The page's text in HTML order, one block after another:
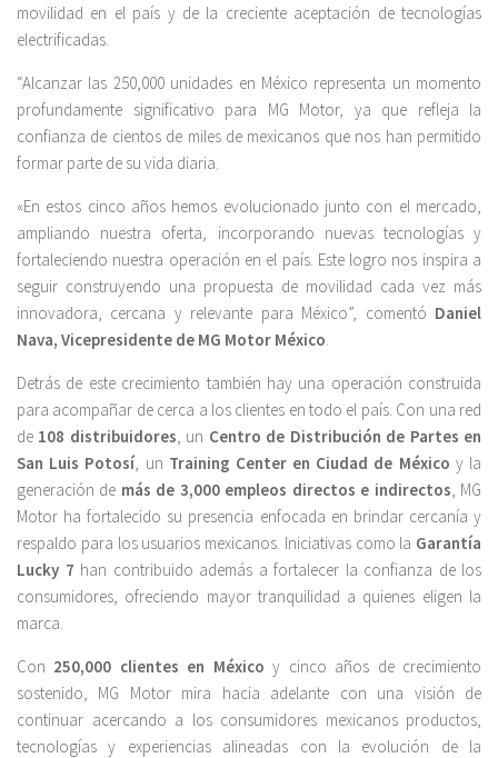
movilidad en el país y de la creciente aceptación de tecnologías
electrificadas.
“Alcanzar las 250,000 unidades en México representa un momento
profundamente significativo para MG Motor, ya que refleja la
confianza de cientos de miles de mexicanos que nos han permitido
formar parte de su vida diaria.
«En estos cinco años hemos evolucionado junto con el mercado,
ampliando nuestra oferta, incorporando nuevas tecnologías y
fortaleciendo nuestra operación en el país. Este logro nos inspira a
seguir construyendo una propuesta de movilidad cada vez más
innovadora, cercana y relevante para México”, comentó Daniel
Nava, Vicepresidente de MG Motor México
Detrás de este crecimiento también hay una operación construida
para acompañar de cerca a los clientes en todo el país. Con una red
de 108 distribuidores , un Centro de Distribución de Partes en
San Luis Potosí, un Training Center en Ciudad de México y la
generación de más de 3,000 empleos directos e indirectos , MG
Motor ha fortalecido su presencia enfocada en brindar cercanía y
respaldo para los usuarios mexicanos. Iniciativas como la Garantía
Lucky 7 han contribuido además a fortalecer la confianza de los
consumidores, ofreciendo mayor tranquilidad a quienes eligen la
marca.
Con 250,000 clientes en México y cinco años de crecimiento
sostenido, MG Motor mira hacia adelante con una visión de
continuar acercando a los consumidores mexicanos productos,
tecnologías y experiencias alineadas con la evolución de la